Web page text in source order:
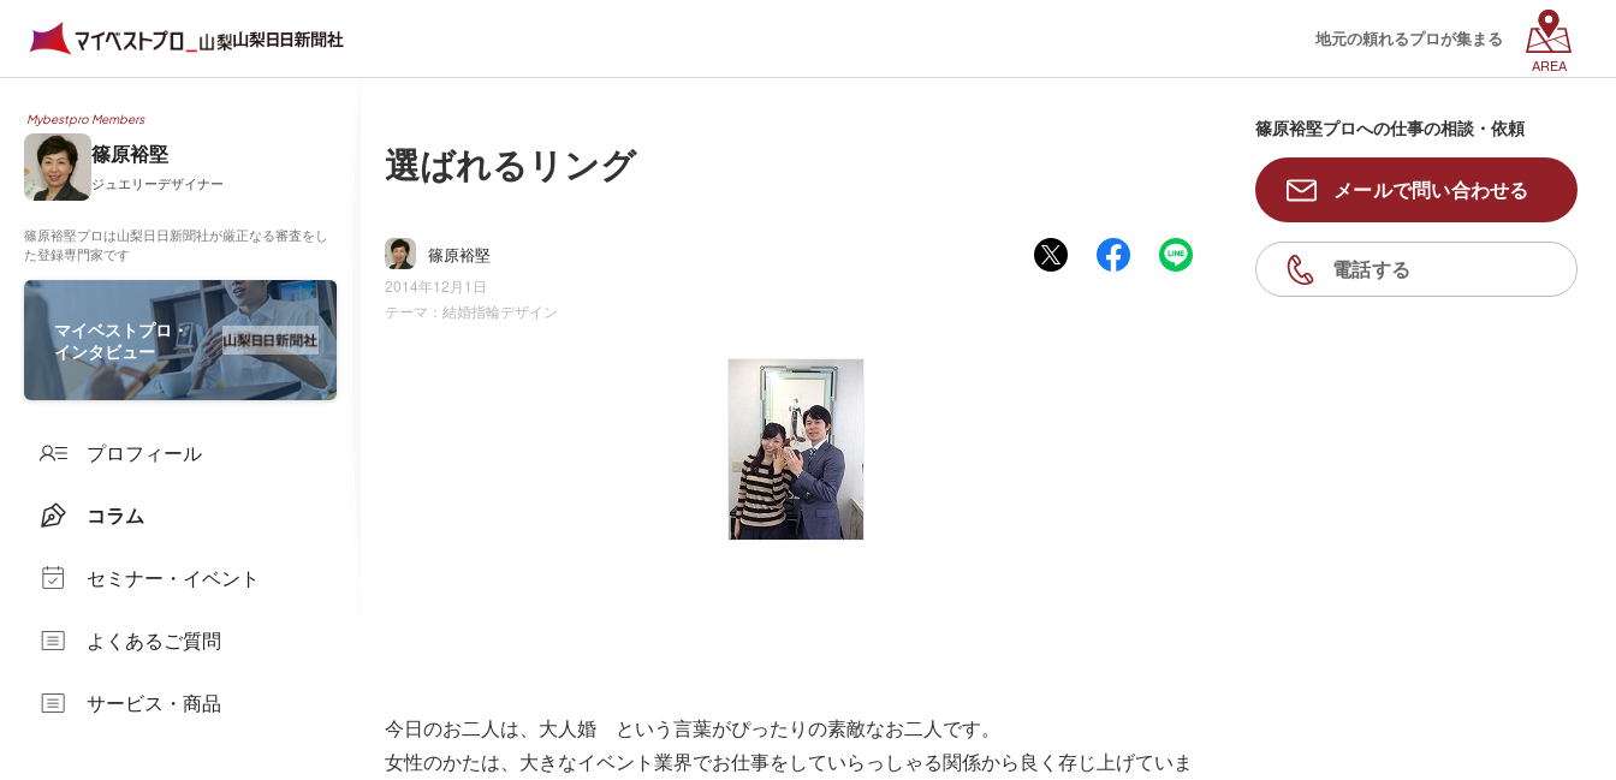
地元の頼れるプロが集まる
AREA
Mybestpro Members
篠原裕堅
ジュエリーデザイナー
篠原裕堅プロは山梨日日新聞社が厳正なる審査をし
た登録専門家です
マイベストプロ・
インタビュー
プロフィール
コラム
セミナー・イベント
よくあるご質問
サービス・商品
選ばれるリング
篠原裕堅
2014年12月1日
テーマ： 結婚指輪デザイン
今日のお二人は、大人婚 という言葉がぴったりの素敵なお二人です。
女性のかたは、大きなイベント業界でお仕事をしていらっしゃる関係から良く存じ上げていま
篠原裕堅プロへの仕事の相談・依頼
メールで問い合わせる
電話する